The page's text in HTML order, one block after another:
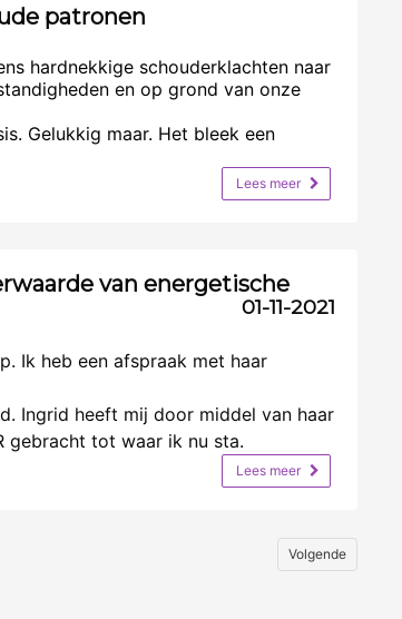
patronen
hardnekkige schouderklachten naar
en op grond van onze
Gelukkig maar. Het bleek een
Lees meer
van energetische
01-11-2021
Ik heb een afspraak met haar
Ingrid heeft mij door middel van haar
gebracht tot waar ik nu sta.
Lees meer
Volgende